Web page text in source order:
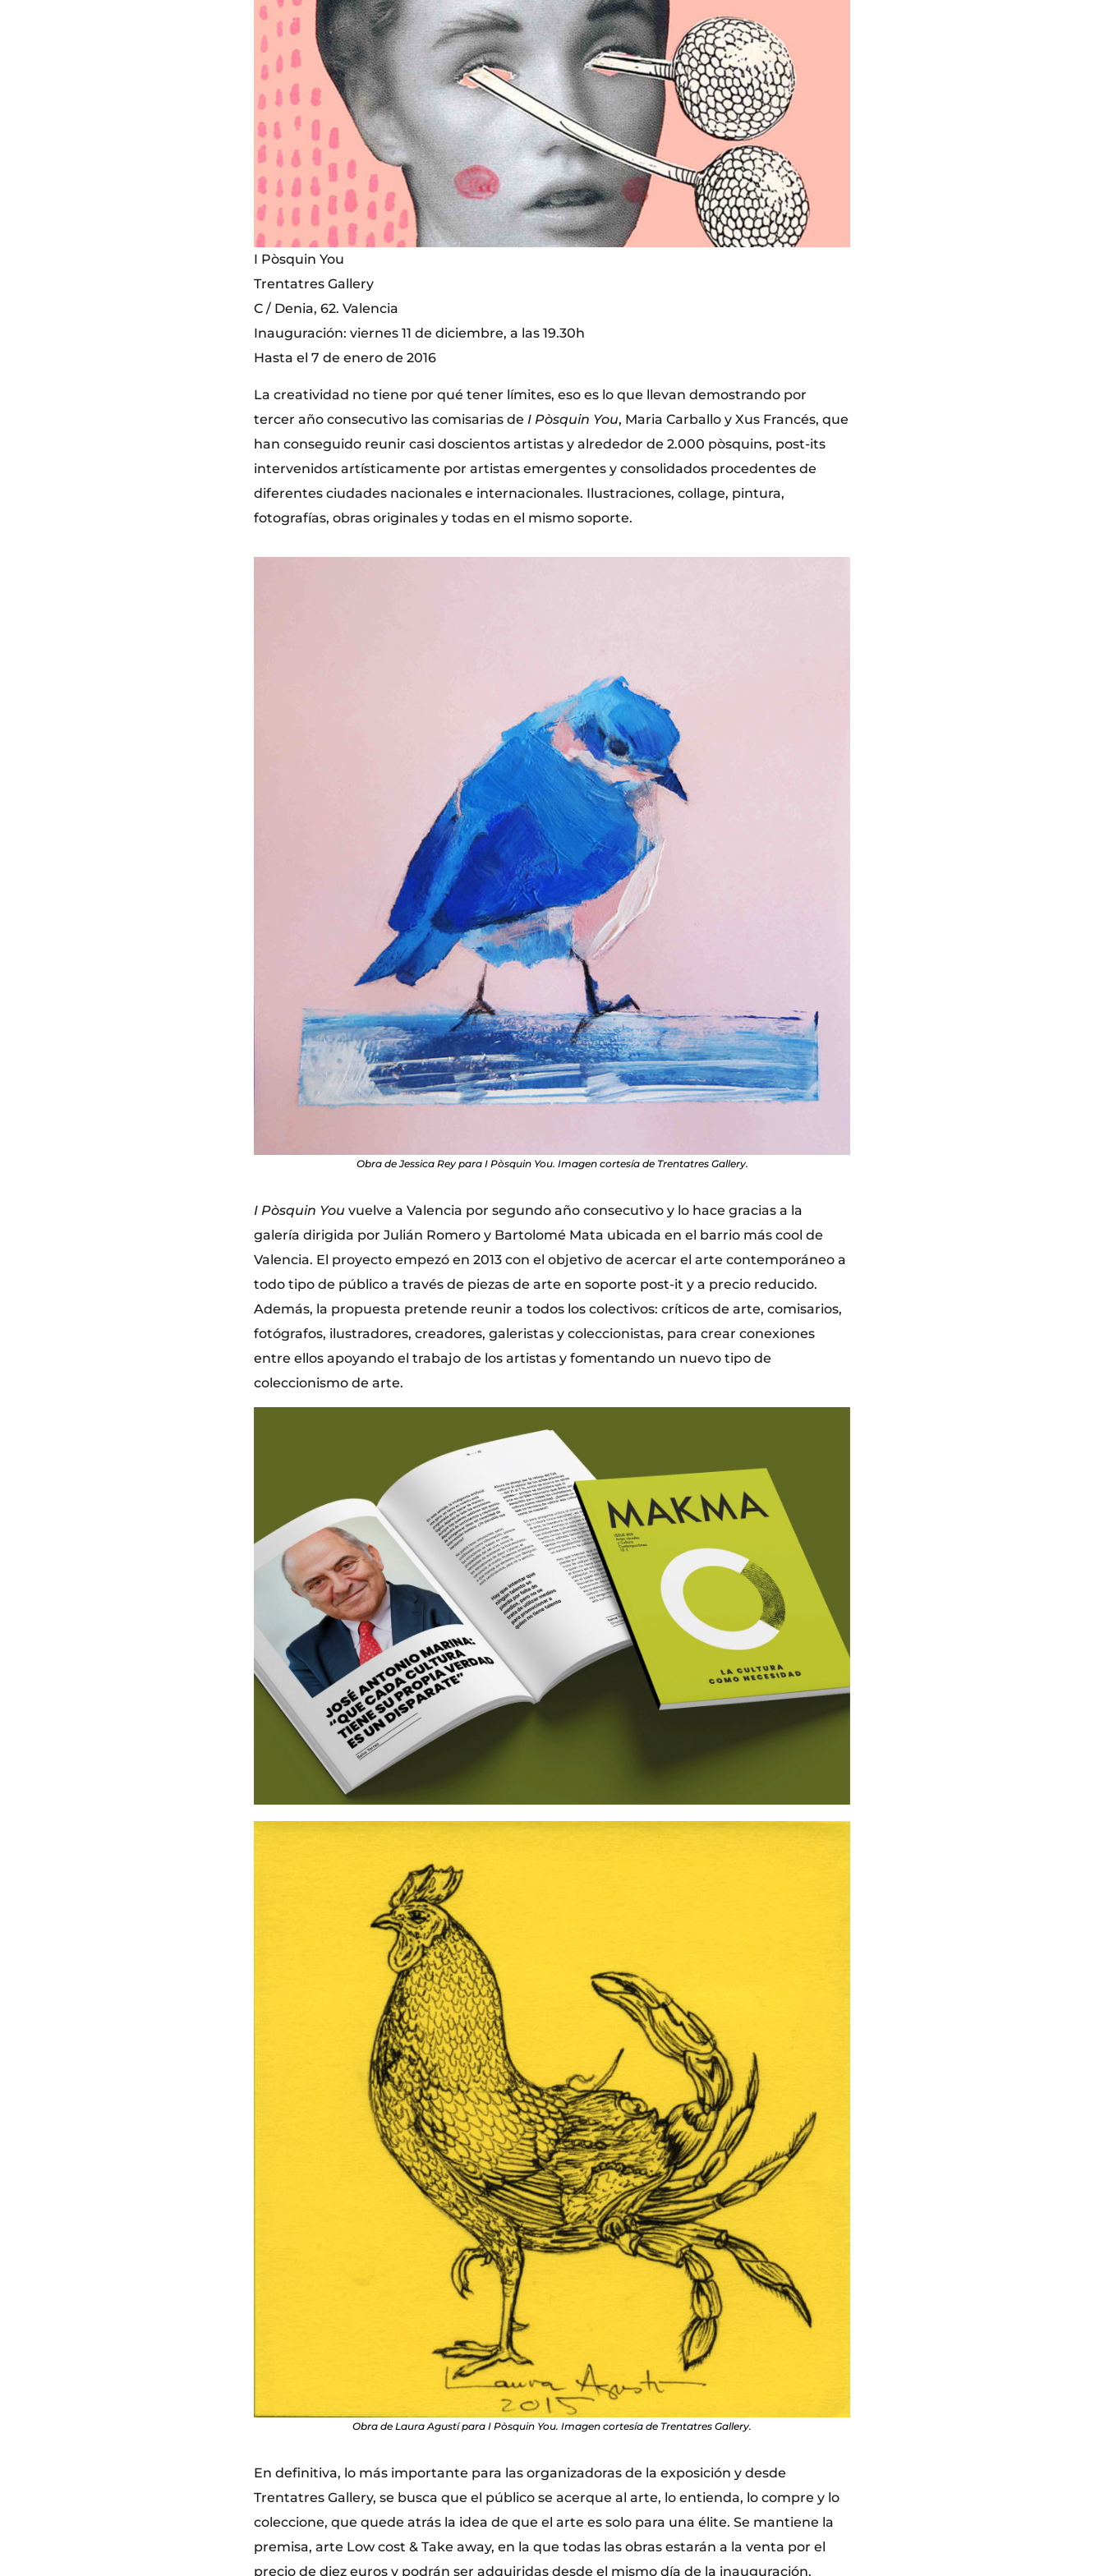
I Pòsquin You
Trentatres Gallery
C / Denia, 62. Valencia
Inauguración: viernes 11 de diciembre, a las 19.30h
Hasta el 7 de enero de 2016
La creatividad no tiene por qué tener límites, eso es lo que llevan demostrando por
tercer año consecutivo las comisarias de I Pòsquin You, Maria Carballo y Xus Francés, que
han conseguido reunir casi doscientos artistas y alrededor de 2.000 pòsquins, post-its
intervenidos artísticamente por artistas emergentes y consolidados procedentes de
diferentes ciudades nacionales e internacionales. Ilustraciones, collage, pintura,
fotografías, obras originales y todas en el mismo soporte.
Obra de Jessica Rey para I Pòsquin You. Imagen cortesía de Trentatres Gallery.
I Pòsquin You vuelve a Valencia por segundo año consecutivo y lo hace gracias a la
galería dirigida por Julián Romero y Bartolomé Mata ubicada en el barrio más cool de
Valencia. El proyecto empezó en 2013 con el objetivo de acercar el arte contemporáneo a
todo tipo de público a través de piezas de arte en soporte post-it y a precio reducido.
Además, la propuesta pretende reunir a todos los colectivos: críticos de arte, comisarios,
fotógrafos, ilustradores, creadores, galeristas y coleccionistas, para crear conexiones
entre ellos apoyando el trabajo de los artistas y fomentando un nuevo tipo de
coleccionismo de arte.
Obra de Laura Agustí para I Pòsquin You. Imagen cortesía de Trentatres Gallery.
En definitiva, lo más importante para las organizadoras de la exposición y desde
Trentatres Gallery, se busca que el público se acerque al arte, lo entienda, lo compre y lo
coleccione, que quede atrás la idea de que el arte es solo para una élite. Se mantiene la
premisa, arte Low cost & Take away, en la que todas las obras estarán a la venta por el
precio de diez euros y podrán ser adquiridas desde el mismo día de la inauguración.